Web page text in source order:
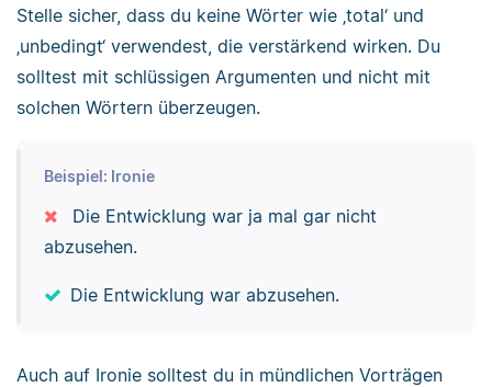
Stelle sicher, dass du keine Wörter wie ‚total‘ und
‚unbedingt‘ verwendest, die verstärkend wirken. Du
solltest mit schlüssigen Argumenten und nicht mit
solchen Wörtern überzeugen.
Beispiel: Ironie
Die Entwicklung war ja mal gar nicht
abzusehen.
Die Entwicklung war abzusehen.
Auch auf Ironie solltest du in mündlichen Vorträgen